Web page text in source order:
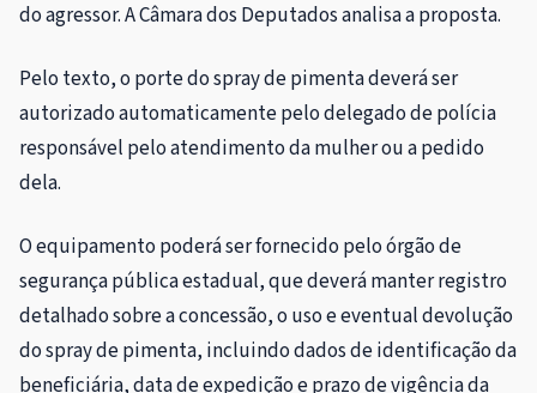
do agressor. A Câmara dos Deputados analisa a proposta.
Pelo texto, o porte do spray de pimenta deverá ser
autorizado automaticamente pelo delegado de polícia
responsável pelo atendimento da mulher ou a pedido
dela.
O equipamento poderá ser fornecido pelo órgão de
segurança pública estadual, que deverá manter registro
detalhado sobre a concessão, o uso e eventual devolução
do spray de pimenta, incluindo dados de identificação da
beneficiária, data de expedição e prazo de vigência da